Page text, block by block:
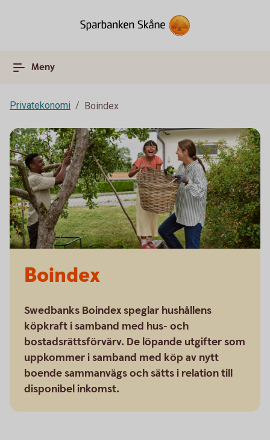
Meny
Privatekonomi Boindex
Boindex
Swedbanks Boindex speglar hushållens
köpkraft i samband med hus- och
bostadsrättsförvärv. De löpande utgifter som
uppkommer i samband med köp av nytt
boende sammanvägs och sätts i relation till
disponibel inkomst.